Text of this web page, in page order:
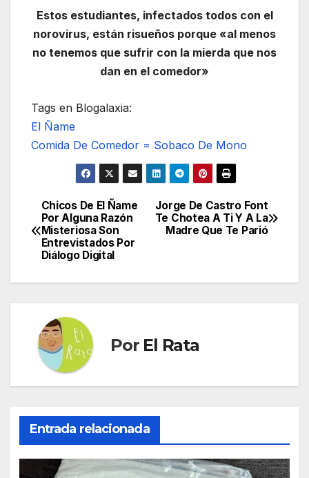
Estos estudiantes, infectados todos con el
norovirus, están risueños porque «al menos
no tenemos que sufrir con la mierda que nos
dan en el comedor»
Tags en Blogalaxia:
El Ñame
Comida De Comedor = Sobaco De Mono
Navegación
de
entradas
Jorge De Castro Font
Te Chotea A Ti Y A La
Madre Que Te Parió
Chicos De El Ñame
Por Alguna Razón
Misteriosa Son
Entrevistados Por
Diálogo Digital
Por El Rata
Entrada relacionada